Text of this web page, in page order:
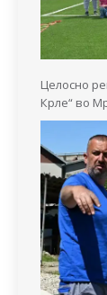
Целосно
Крле“ во